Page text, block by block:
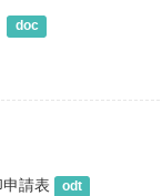
doc
申請表 odt